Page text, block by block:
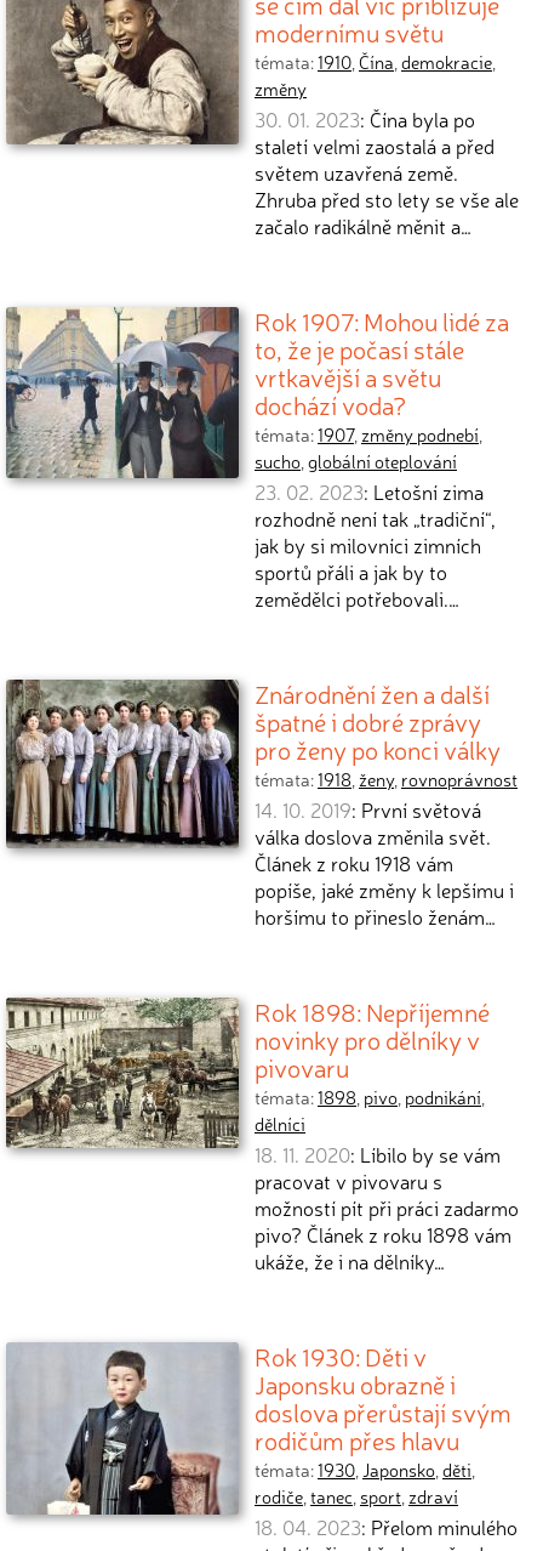
modernímu světu
témata:1910,Čína,demokracie,
změny
30. 01. 2023: Čína byla po
staletí velmi zaostalá a před
světem uzavřená země.
Zhruba před sto lety se vše ale
začalo radikálně měnit a…
Rok 1907: Mohou lidé za
to, že je počasí stále
vrtkavější a světu
dochází voda?
témata:1907, změny podnebí,
sucho,globální oteplování
23. 02. 2023: Letošní zima
rozhodně není tak „tradiční“,
jak by si milovníci zimních
sportů přáli a jak by to
zemědělci potřebovali.…
Znárodnění žen a další
špatné i dobré zprávy
pro ženy po konci války
témata:1918, ženy, rovnoprávnost
14. 10. 2019: První světová
válka doslova změnila svět.
Článek z roku 1918 vám
popíše, jaké změny k lepšímu i
horšímu to přineslo ženám…
Rok 1898: Nepříjemné
novinky pro dělníky v
pivovaru
témata:1898, pivo, podnikání,
dělníci
18. 11. 2020: Líbilo by se vám
pracovat v pivovaru s
možností pít při práci zadarmo
pivo? Článek z roku 1898 vám
ukáže, že i na dělníky…
Rok 1930: Děti v
Japonsku obrazně i
doslova přerůstají svým
rodičům přes hlavu
témata:1930,Japonsko,děti,
rodiče,tanec, sport, zdraví
18. 04. 2023: Přelom minulého